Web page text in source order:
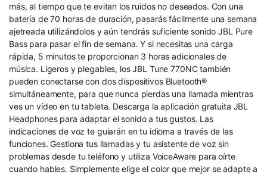
más, al tiempo que te evitan los ruidos no deseados. Con una
batería de 70 horas de duración, pasarás fácilmente una semana
ajetreada utilizándolos y aún tendrás suficiente sonido JBL Pure
Bass para pasar el fin de semana. Y si necesitas una carga
rápida, 5 minutos te proporcionan 3 horas adicionales de
música. Ligeros y plegables, los JBL Tune 770NC también
pueden conectarse con dos dispositivos Bluetooth®
simultáneamente, para que nunca pierdas una llamada mientras
ves un vídeo en tu tableta. Descarga la aplicación gratuita JBL
Headphones para adaptar el sonido a tus gustos. Las
indicaciones de voz te guiarán en tu idioma a través de las
funciones. Gestiona tus llamadas y tu asistente de voz sin
problemas desde tu teléfono y utiliza VoiceAware para oírte
cuando hables. Simplemente elige el color que mejor se adapte a